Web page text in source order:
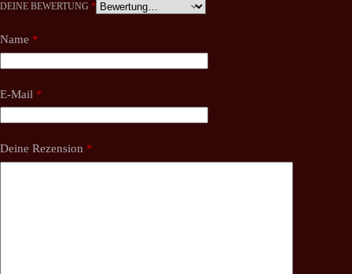
DEINE BEWERTUNG *
Name *
E-Mail *
Deine Rezension *